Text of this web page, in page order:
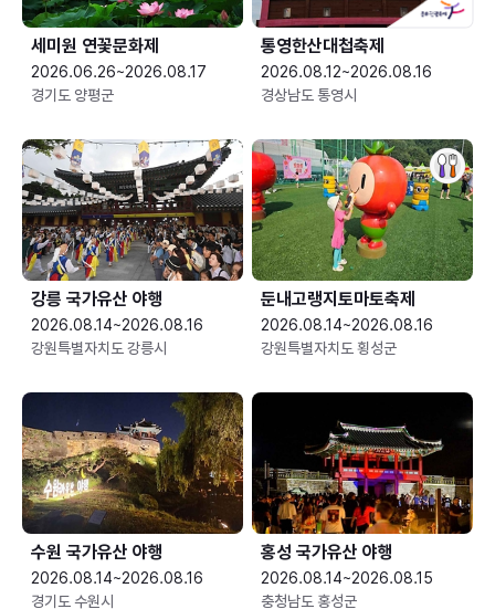
세미원 연꽃문화제
2026.06.26~2026.08.17
경기도 양평군
통영한산대첩축제
2026.08.12~2026.08.16
경상남도 통영시
강릉 국가유산 야행
2026.08.14~2026.08.16
강원특별자치도 강릉시
둔내고랭지토마토축제
2026.08.14~2026.08.16
강원특별자치도 횡성군
수원 국가유산 야행
2026.08.14~2026.08.16
경기도 수원시
홍성 국가유산 야행
2026.08.14~2026.08.15
충청남도 홍성군